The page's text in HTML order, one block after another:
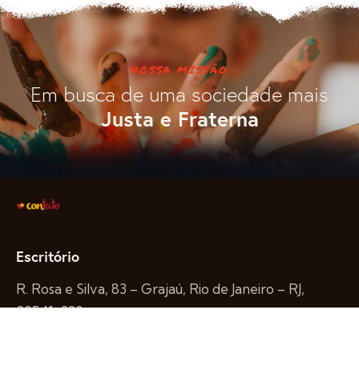
NOSSA MISSÃO
Em busca de uma sociedade mais
Justa e Fraterna
Escritório
R. Rosa e Silva, 83 – Grajaú, Rio de Janeiro – RJ,
20541-330